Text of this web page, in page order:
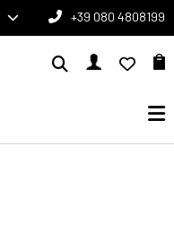
+39 080 4808199